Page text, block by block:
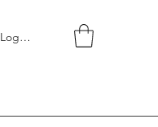
Logg inn